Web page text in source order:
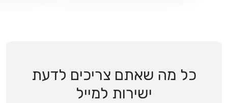
כל מה שאתם צריכים לדעת
ישירות למייל